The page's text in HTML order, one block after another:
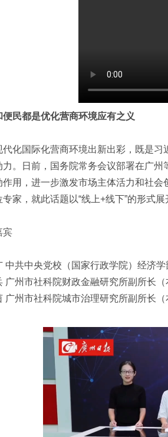
便民都是优化营商环境应有之义
代化国际化营商环境出新出彩，既是
力。日前，国务院常务会议部署在广
作用，进一步激发市场主体活力和社
专家，就此话题以“线上+线下”的形式
宾
中共中央党校（国家行政学院）经济学
广州市社科院财政金融研究所副所长（
广州市社科院城市治理研究所副所长（